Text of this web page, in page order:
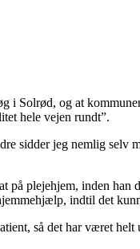
Solrød, og at
hele vejen rundt”.
sidder jeg nemlig selv
på plejehjem, inden
indtil det
så det har været